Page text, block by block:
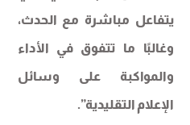
يتفاعل مباشرة مع الحدث،
وغالبًا ما تتفوق في الأداء
والمواكبة على وسائل
الإعلام التقليدية”.